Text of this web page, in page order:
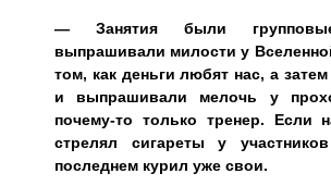
— Занятия были
выпрашивали милости у
том, как деньги любят нас, а
и выпрашивали мелочь у
почему-то только тренер. Если
стрелял сигареты у
последнем курил уже свои.